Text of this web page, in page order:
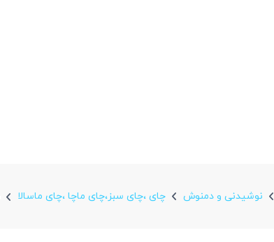
نوشیدنی و دمنوش چای ،چای سبز،چای ماچا ،چای ماسالا